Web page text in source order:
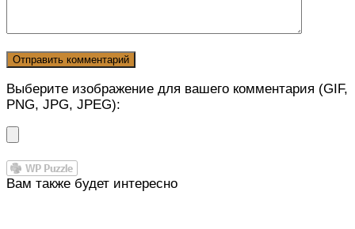
Выберите изображение для вашего комментария (GIF,
PNG, JPG, JPEG):
Вам также будет интересно